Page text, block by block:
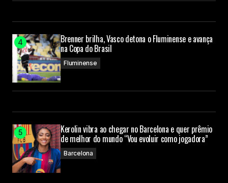
Brenner brilha, Vasco detona o Fluminense e avança
na Copa do Brasil
Fluminense
Kerolin vibra ao chegar no Barcelona e quer prêmio
de melhor do mundo “Vou evoluir como jogadora”
Barcelona